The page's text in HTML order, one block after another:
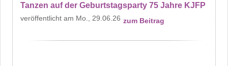
Tanzen auf der Geburtstagsparty 75 Jahre KJFP
Mo., 29.06.26 zum Beitrag